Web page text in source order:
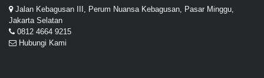
Jalan Kebagusan III, Perum Nuansa Kebagusan, Pasar Minggu,
Jakarta Selatan
0812 4664 9215
Hubungi Kami